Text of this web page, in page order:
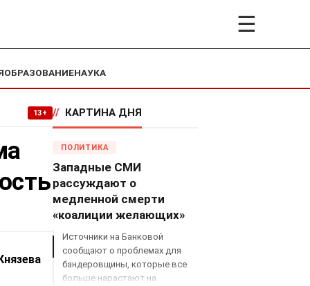
☰
ОБРАЗОВАНИЕНАУКА
13+ // КАРТИНА ДНЯ
ПОЛИТИКА
Западные СМИ
рассуждают о
медленной смерти
«коалиции желающих»
Источники на Банковой
сообщают о проблемах для
бандеровщины, которые все
больше нарастают на